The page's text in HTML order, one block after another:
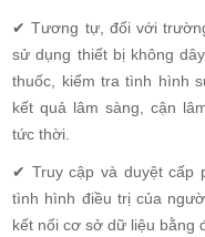
✔ Tương tự, đối với
sử dụng thiết bị không
thuốc, kiểm tra tình hình
kết quả lâm sàng, cận
tức thời.
✔ Truy cập và duyệt cấp
tình hình điều trị của
kết nối cơ sở dữ liệu bằng